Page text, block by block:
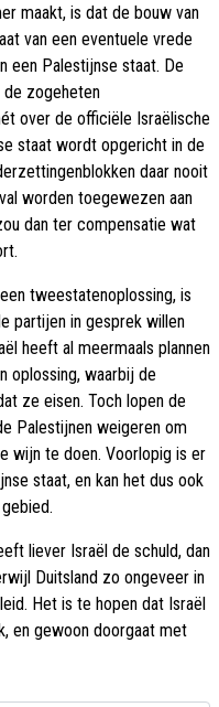
maakt, is dat de bouw van
van een eventuele vrede
een Palestijnse staat. De
de zogeheten
over de officiële Israëlische
staat wordt opgericht in de
daar nooit
worden toegewezen aan
dan ter compensatie wat
tweestatenoplossing, is
partijen in gesprek willen
heeft al meermaals plannen
oplossing, waarbij de
ze eisen. Toch lopen de
Palestijnen weigeren om
wijn te doen. Voorlopig is er
staat, en kan het dus ook
liever Israël de schuld, dan
Duitsland zo ongeveer in
Het is te hopen dat Israël
en gewoon doorgaat met